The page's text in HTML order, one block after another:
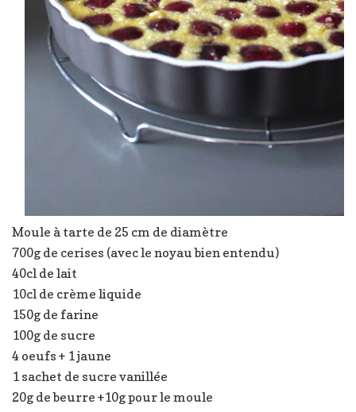
Moule à tarte de 25 cm de diamètre
700g de cerises (avec le noyau bien entendu)
40cl de lait
10cl de crème liquide
150g de farine
100g de sucre
4 oeufs + 1 jaune
1 sachet de sucre vanillée
20g de beurre +10g pour le moule